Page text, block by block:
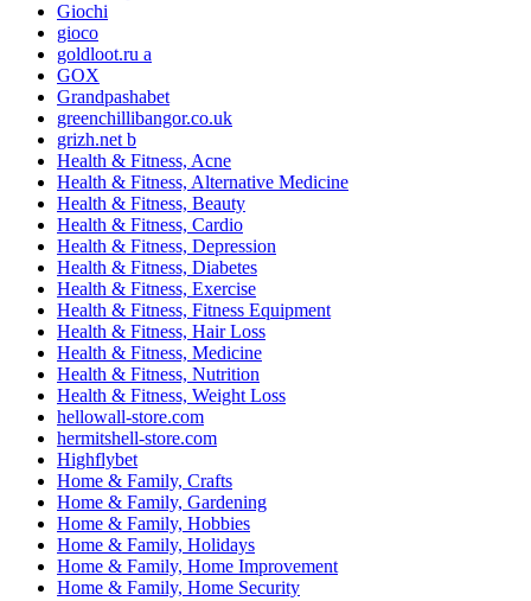
Giochi
gioco
goldloot.ru a
GOX
Grandpashabet
greenchillibangor.co.uk
grizh.net b
Health & Fitness, Acne
Health & Fitness, Alternative Medicine
Health & Fitness, Beauty
Health & Fitness, Cardio
Health & Fitness, Depression
Health & Fitness, Diabetes
Health & Fitness, Exercise
Health & Fitness, Fitness Equipment
Health & Fitness, Hair Loss
Health & Fitness, Medicine
Health & Fitness, Nutrition
Health & Fitness, Weight Loss
hellowall-store.com
hermitshell-store.com
Highflybet
Home & Family, Crafts
Home & Family, Gardening
Home & Family, Hobbies
Home & Family, Holidays
Home & Family, Home Improvement
Home & Family, Home Security